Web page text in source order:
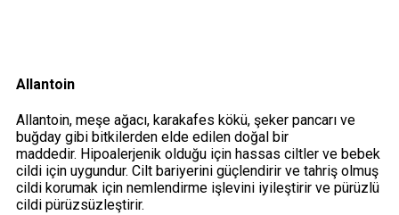
Allantoin
Allantoin, meşe ağacı, karakafes kökü, şeker pancarı ve
buğday gibi bitkilerden elde edilen doğal bir
maddedir. Hipoalerjenik olduğu için hassas ciltler ve bebek
cildi için uygundur. Cilt bariyerini güçlendirir ve tahriş olmuş
cildi korumak için nemlendirme işlevini iyileştirir ve pürüzlü
cildi pürüzsüzleştirir.